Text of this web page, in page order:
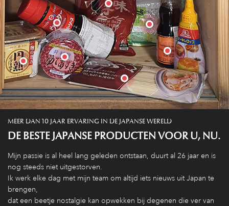
MEER DAN 10 JAAR ERVARING IN DE JAPANSE WERELD
DE BESTE JAPANSE PRODUCTEN VOOR U, NU.
Mijn passie is al heel lang geleden ontstaan, duurt al 26 jaar en is
nog steeds niet uitgestorven.
Ik werk elke dag met mijn team om altijd iets nieuws uit Japan te
brengen,
dat een beetje nostalgie kan opwekken bij degenen die ver van